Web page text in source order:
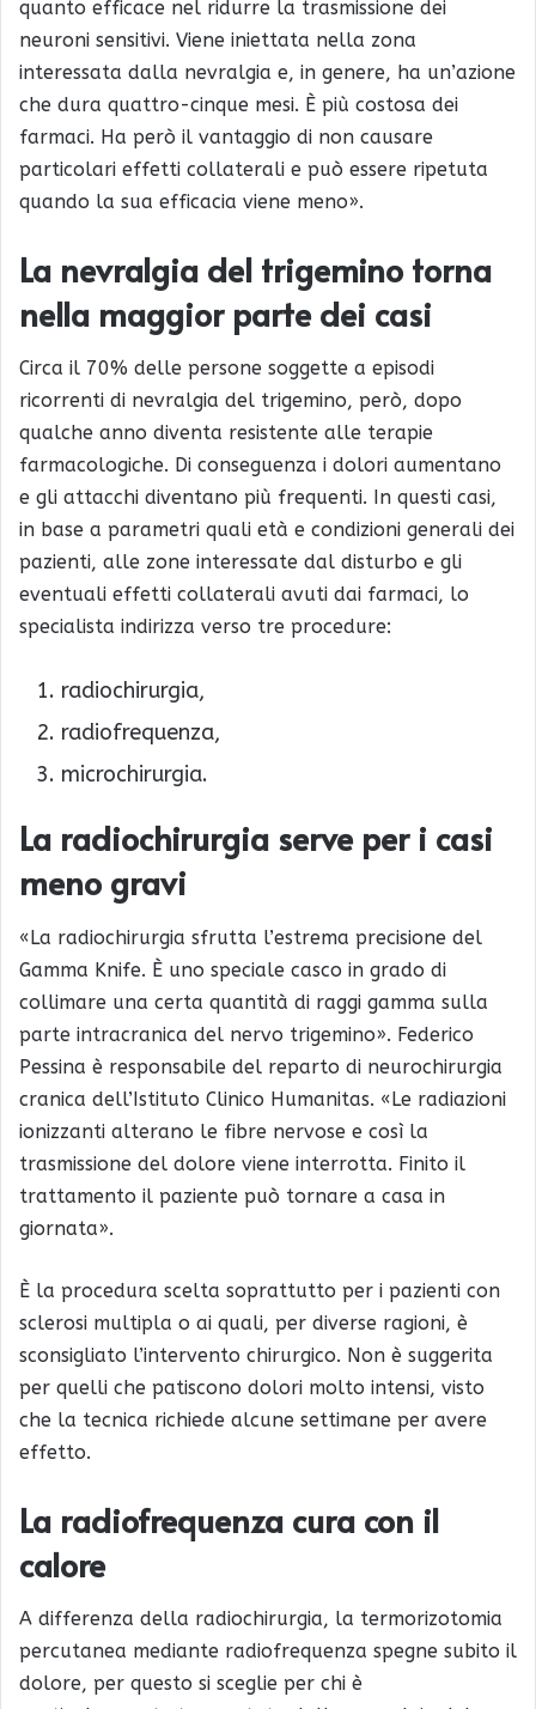
quanto efficace nel ridurre la trasmissione dei
neuroni sensitivi. Viene iniettata nella zona
interessata dalla nevralgia e, in genere, ha un’azione
che dura quattro-cinque mesi. È più costosa dei
farmaci. Ha però il vantaggio di non causare
particolari effetti collaterali e può essere ripetuta
quando la sua efficacia viene meno».
La nevralgia del trigemino torna
nella maggior parte dei casi
Circa il 70% delle persone soggette a episodi
ricorrenti di nevralgia del trigemino, però, dopo
qualche anno diventa resistente alle terapie
farmacologiche. Di conseguenza i dolori aumentano
e gli attacchi diventano più frequenti. In questi casi,
in base a parametri quali età e condizioni generali dei
pazienti, alle zone interessate dal disturbo e gli
eventuali effetti collaterali avuti dai farmaci, lo
specialista indirizza verso tre procedure:
radiochirurgia,
radiofrequenza,
microchirurgia.
La radiochirurgia serve per i casi
meno gravi
«La radiochirurgia sfrutta l’estrema precisione del
Gamma Knife. È uno speciale casco in grado di
collimare una certa quantità di raggi gamma sulla
parte intracranica del nervo trigemino». Federico
Pessina è responsabile del reparto di neurochirurgia
cranica dell’Istituto Clinico Humanitas. «Le radiazioni
ionizzanti alterano le fibre nervose e così la
trasmissione del dolore viene interrotta. Finito il
trattamento il paziente può tornare a casa in
giornata».
È la procedura scelta soprattutto per i pazienti con
sclerosi multipla o ai quali, per diverse ragioni, è
sconsigliato l’intervento chirurgico. Non è suggerita
per quelli che patiscono dolori molto intensi, visto
che la tecnica richiede alcune settimane per avere
effetto.
La radiofrequenza cura con il
calore
A differenza della radiochirurgia, la termorizotomia
percutanea mediante radiofrequenza spegne subito il
dolore, per questo si sceglie per chi è